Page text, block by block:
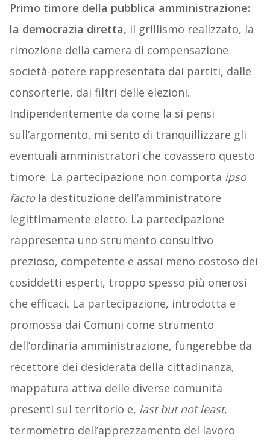
Primo timore della pubblica amministrazione:
la democrazia diretta, il grillismo realizzato, la
rimozione della camera di compensazione
società-potere rappresentata dai partiti, dalle
consorterie, dai filtri delle elezioni.
Indipendentemente da come la si pensi
sull’argomento, mi sento di tranquillizzare gli
eventuali amministratori che covassero questo
timore. La partecipazione non comporta ipso
factola destituzione dell’amministratore
legittimamente eletto. La partecipazione
rappresenta uno strumento consultivo
prezioso, competente e assai meno costoso dei
cosiddetti esperti, troppo spesso più onerosi
che efficaci. La partecipazione, introdotta e
promossa dai Comuni come strumento
dell’ordinaria amministrazione, fungerebbe da
recettore dei desiderata della cittadinanza,
mappatura attiva delle diverse comunità
presenti sul territorio e, last but not least,
termometro dell’apprezzamento del lavoro